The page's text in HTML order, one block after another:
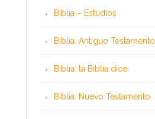
Biblia – Estudios
Biblia: Antiguo Testamento
Biblia: la Biblia dice
Biblia: Nuevo Testamento